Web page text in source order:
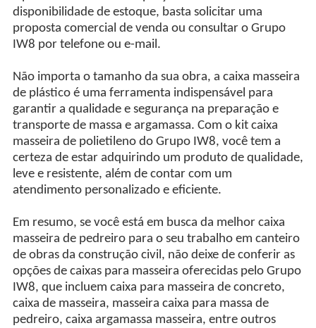
disponibilidade de estoque, basta solicitar uma
proposta comercial de venda ou consultar o Grupo
IW8 por telefone ou e-mail.
Não importa o tamanho da sua obra, a caixa masseira
de plástico é uma ferramenta indispensável para
garantir a qualidade e segurança na preparação e
transporte de massa e argamassa. Com o kit caixa
masseira de polietileno do Grupo IW8, você tem a
certeza de estar adquirindo um produto de qualidade,
leve e resistente, além de contar com um
atendimento personalizado e eficiente.
Em resumo, se você está em busca da melhor caixa
masseira de pedreiro para o seu trabalho em canteiro
de obras da construção civil, não deixe de conferir as
opções de caixas para masseira oferecidas pelo Grupo
IW8, que incluem caixa para masseira de concreto,
caixa de masseira, masseira caixa para massa de
pedreiro, caixa argamassa masseira, entre outros